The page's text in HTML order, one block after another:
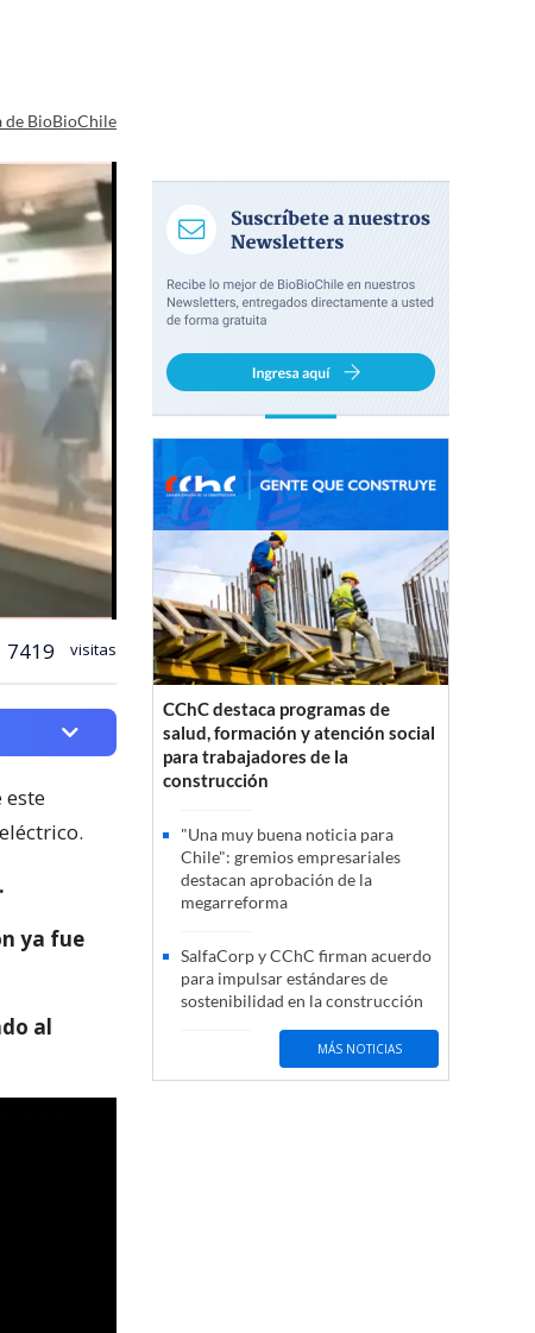
de BioBioChile
7419 visitas
ya fue
al
CChC destaca programas de
salud, formación y atención social
para trabajadores de la
construcción
"Una muy buena noticia para
Chile": gremios empresariales
destacan aprobación de la
megarreforma
SalfaCorp y CChC firman acuerdo
para impulsar estándares de
sostenibilidad en la construcción
MÁS NOTICIAS